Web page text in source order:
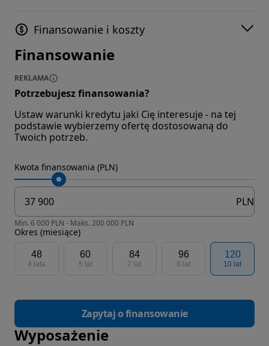
Finansowanie i koszty
Finansowanie
REKLAMA
Potrzebujesz finansowania?
Ustaw warunki kredytu jaki Cię interesuje - na tej
podstawie wybierzemy ofertę dostosowaną do
Twoich potrzeb.
Kwota finansowania (PLN)
PLN
Min. 6 000 PLN - Maks. 200 000 PLN
Okres (miesiące)
48
4 lata
60
5 lat
84
7 lat
96
8 lat
120
10 lat
Zapytaj o finansowanie
Wyposażenie